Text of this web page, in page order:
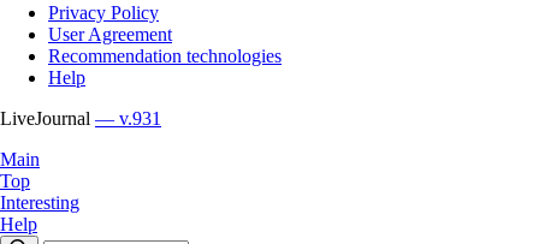
Privacy Policy
User Agreement
Recommendation technologies
Help
LiveJournal — v.931
Main
Top
Interesting
Help